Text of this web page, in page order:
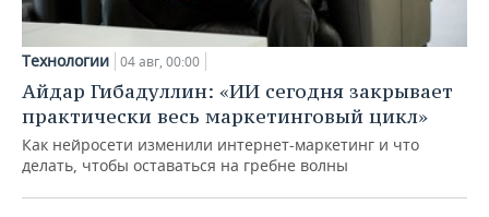
Технологии 04 авг, 00:00
Айдар Гибадуллин: «ИИ сегодня закрывает
практически весь маркетинговый цикл»
Как нейросети изменили интернет-маркетинг и что
делать, чтобы оставаться на гребне волны